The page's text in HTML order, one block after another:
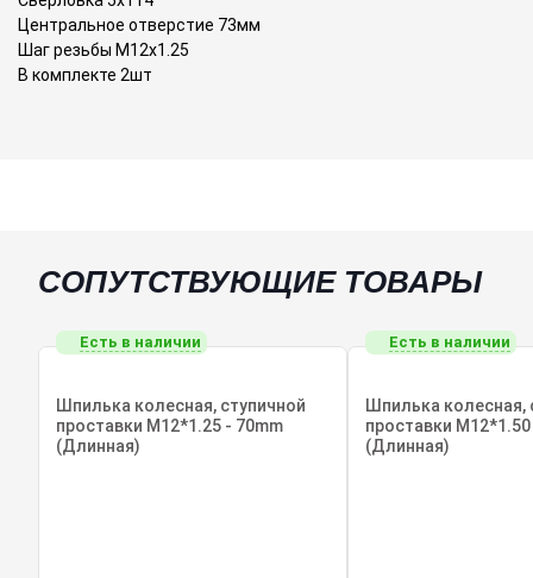
Центральное отверстие 73мм
Шаг резьбы M12x1.25
В комплекте 2шт
СОПУТСТВУЮЩИЕ ТОВАРЫ
Есть в наличии
Шпилька колесная, ступичной
проставки М12*1.25 - 70mm
(Длинная)
Есть в наличии
Шпилька колесная,
проставки М12*1.50
(Длинная)